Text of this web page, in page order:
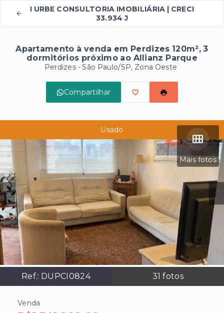
I URBE CONSULTORIA IMOBILIÁRIA | CRECI
33.934 J
Apartamento à venda em Perdizes 120m², 3
dormitórios próximo ao Allianz Parque
Perdizes - São Paulo/SP, Zona Oeste
Compartilhar
Mais fotos
Ref.: DUPCI0824 31 fotos
Usado
Venda